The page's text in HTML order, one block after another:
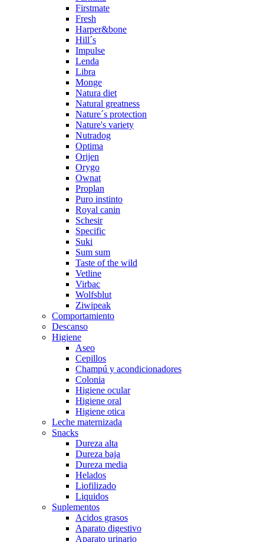
Firstmate
Fresh
Harper&bone
Hill´s
Impulse
Lenda
Libra
Monge
Natura diet
Natural greatness
Nature´s protection
Nature's variety
Nutradog
Optima
Orijen
Orygo
Ownat
Proplan
Puro instinto
Royal canin
Schesir
Specific
Suki
Sum sum
Taste of the wild
Vetline
Virbac
Wolfsblut
Ziwipeak
Comportamiento
Descanso
Higiene
Aseo
Cepillos
Champú y acondicionadores
Colonia
Higiene ocular
Higiene oral
Higiene otica
Leche maternizada
Snacks
Dureza alta
Dureza baja
Dureza media
Helados
Liofilizado
Liquidos
Suplementos
Acidos grasos
Aparato digestivo
Aparato urinario